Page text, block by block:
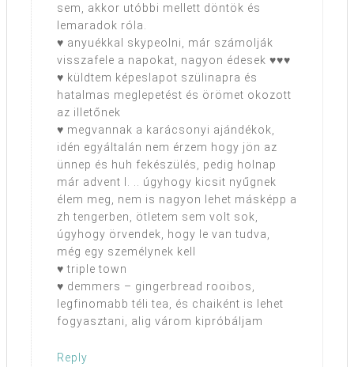
sem, akkor utóbbi mellett döntök és
lemaradok róla.
♥ anyuékkal skypeolni, már számolják
visszafele a napokat, nagyon édesek ♥♥♥
♥ küldtem képeslapot szülinapra és
hatalmas meglepetést és örömet okozott
az illetőnek
♥ megvannak a karácsonyi ajándékok,
idén egyáltalán nem érzem hogy jön az
ünnep és huh fekészülés, pedig holnap
már advent I. .. úgyhogy kicsit nyűgnek
élem meg, nem is nagyon lehet másképp a
zh tengerben, ötletem sem volt sok,
úgyhogy örvendek, hogy le van tudva,
még egy személynek kell
♥ triple town
♥ demmers – gingerbread rooibos,
legfinomabb téli tea, és chaiként is lehet
fogyasztani, alig várom kipróbáljam
Reply